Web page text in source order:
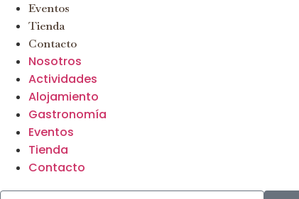
Eventos
Tienda
Contacto
Nosotros
Actividades
Alojamiento
Gastronomía
Eventos
Tienda
Contacto